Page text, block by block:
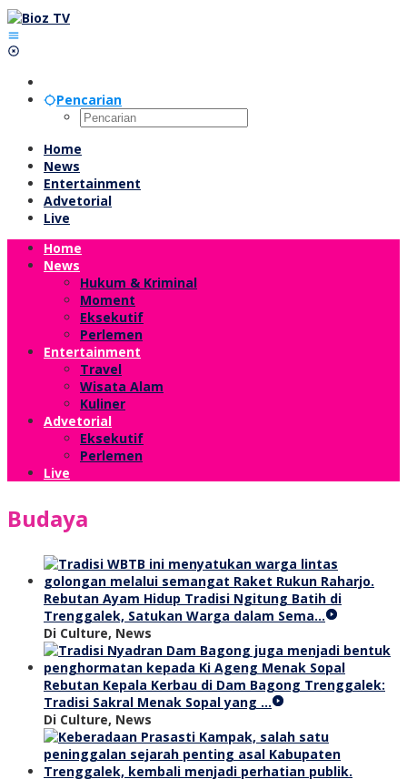
Lewati
ke
konten
Pencarian
Home
News
Entertainment
Advetorial
Live
Home
News
Hukum & Kriminal
Moment
Eksekutif
Perlemen
Entertainment
Travel
Wisata Alam
Kuliner
Advetorial
Eksekutif
Perlemen
Live
Budaya
Rebutan Ayam Hidup Tradisi Ngitung Batih di
Trenggalek, Satukan Warga dalam Sema…
Di Culture, News
Rebutan Kepala Kerbau di Dam Bagong Trenggalek:
Tradisi Sakral Menak Sopal yang …
Di Culture, News